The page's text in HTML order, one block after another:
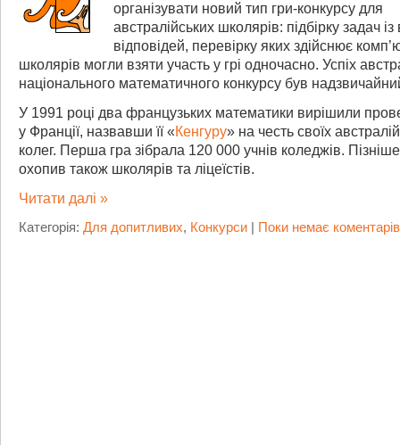
організувати новий тип гри-конкурсу для
австралійських школярів: підбірку задач
відповідей, перевірку яких здійснює
школярів могли взяти участь у грі одночасно. Успіх
національного математичного конкурсу був
У 1991 році два французьких математики вирішили
у Франції, назвавши її «Кенгуру» на честь своїх
колег. Перша гра зібрала 120 000 учнів коледжів.
охопив також школярів та ліцеїстів.
Читати далі »
Категорія: Для допитливих, Конкурси Поки немає